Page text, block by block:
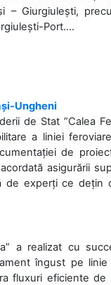
– Giurgiulești,
Port....
Ungheni
de Stat ”Calea
a liniei
de
asigurării
de experți ce dețin
a realizat cu
îngust pe
fluxuri eficiente de